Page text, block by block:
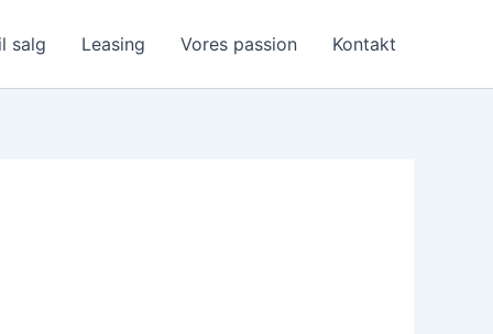
salg Leasing Vores passion Kontakt